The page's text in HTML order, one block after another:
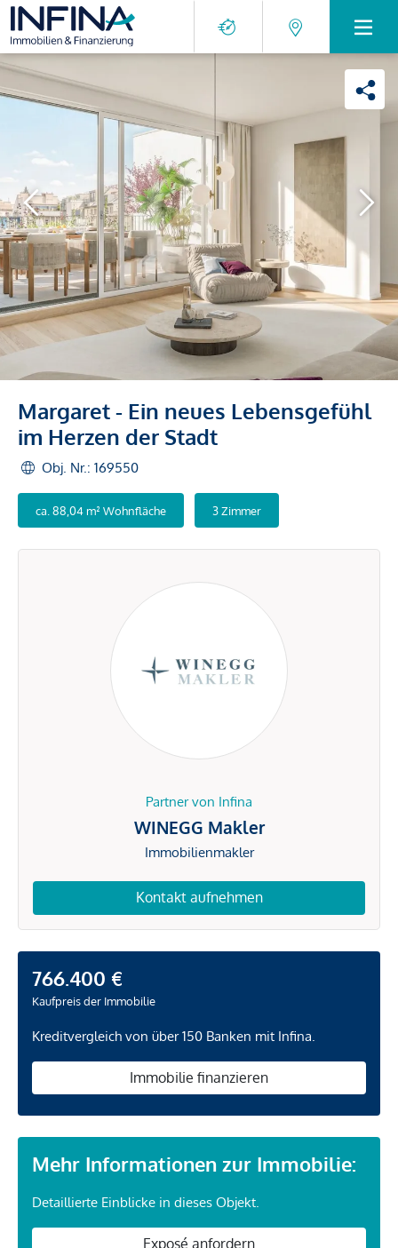
Margaret - Ein neues Lebensgefühl
im Herzen der Stadt
Obj. Nr.: 169550
ca. 88,04 m² Wohnfläche 3 Zimmer
Partner von Infina
WINEGG Makler
Immobilienmakler
Kontakt aufnehmen
766.400 €
Kaufpreis der Immobilie
Kreditvergleich von über 150 Banken mit Infina.
Immobilie finanzieren
Mehr Informationen zur Immobilie:
Detaillierte Einblicke in dieses Objekt.
Exposé anfordern